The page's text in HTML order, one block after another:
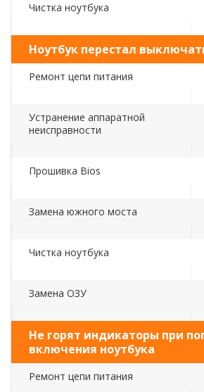
Чистка ноутбука
Ноутбук перестал
Ремонт цепи питания
Устранение аппаратной
неисправности
Прошивка Bios
Замена южного моста
Чистка ноутбука
Замена ОЗУ
Не горят индикаторы при
включения ноутбука
Ремонт цепи питания